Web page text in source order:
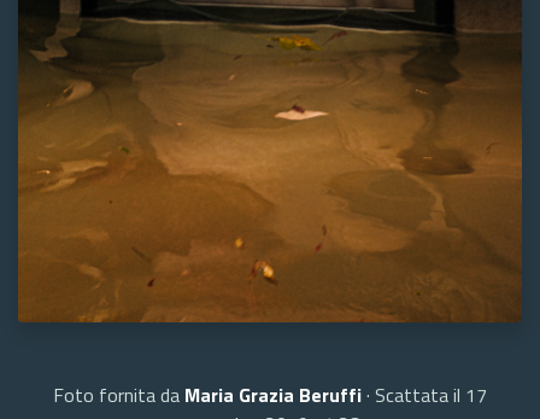
Foto fornita da Maria Grazia Beruffi· Scattata il 17